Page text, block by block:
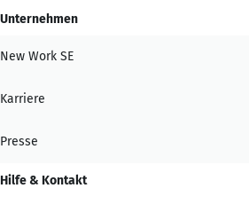
Unternehmen
New Work SE
Karriere
Presse
Hilfe & Kontakt